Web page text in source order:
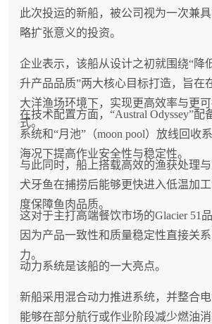
此次投运的新船，被公司视为一次兼
略扩张意义的投资。
企业表示，该船从设计之初就围绕“降
升产品品质”两大核心目标打造，旨在
大洋渔场环境下，实现更高效率与更
式。
在技术配置方面，“Austral Odyssey”配
系统和“月池”（moon pool）放线回收
海况下提高作业安全性与稳定性。
与此同时，船上搭载高效的渔获处理
犬牙鱼在捕捞后能够更快进入低温加
度保障鱼肉品质。
这对于主打高端餐饮市场的Glacier 51
因为产品一致性和质量稳定性直接关
力。
动力系统是该船的一大亮点。
新船采用混合动力推进系统，并整合电
能够在部分航行或作业阶段减少燃油消